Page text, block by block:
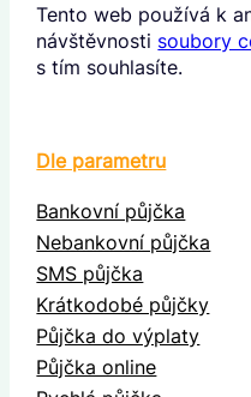
Tento web používá k
návštěvnosti soubory
s tím souhlasíte.
Dle parametru
Bankovní půjčka
Nebankovní půjčka
SMS půjčka
Krátkodobé půjčky
Půjčka do výplaty
Půjčka online